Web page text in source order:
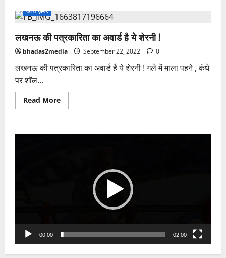
खास ख़बर
लखनऊ की पत्रकारिता का अवार्ड है ये शेरनी !
bhadas2media September 22, 2022 0
लखनऊ की पत्रकारिता का अवार्ड है ये शेरनी ! गले में माला पहने , कंधे
पर शॉल...
Read MoreRead
more
पत्रकारिता
00:00 02:00